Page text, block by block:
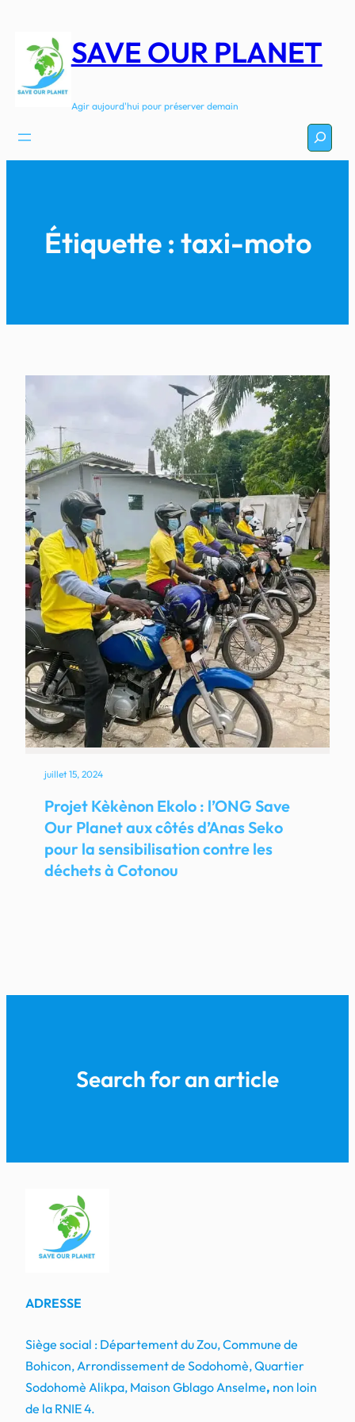
contenu
SAVE OUR PLANET
Agir aujourd'hui pour préserver demain
Étiquette : taxi-moto
juillet 15, 2024
Projet Kèkènon Ekolo : l’ONG Save
Our Planet aux côtés d’Anas Seko
pour la sensibilisation contre les
déchets à Cotonou
Search for an article
ADRESSE
Siège social : Département du Zou, Commune de
Bohicon, Arrondissement de Sodohomè, Quartier
Sodohomè Alikpa, Maison Gblago Anselme, non loin
de la RNIE 4.